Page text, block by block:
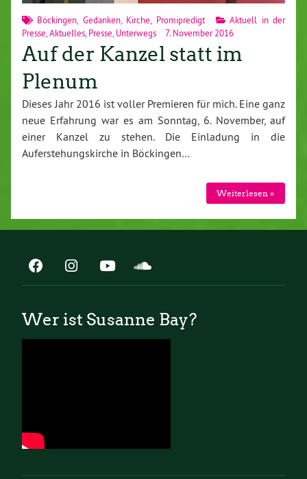
Böckingen Gedanken, Kirche Promipredigt
Aktuell in der
Presse Aktuelles Presse Unterwegs 7. November 2016
Auf der Kanzel statt im
Plenum
Dieses Jahr 2016 ist voller Premieren für mich. Eine ganz
neue Erfahrung war es am Sonntag, 6. November, auf
einer Kanzel zu stehen. Die Einladung in die
Auferstehungskirche in Böckingen…
Weiterlesen »
Wer ist Susanne Bay?